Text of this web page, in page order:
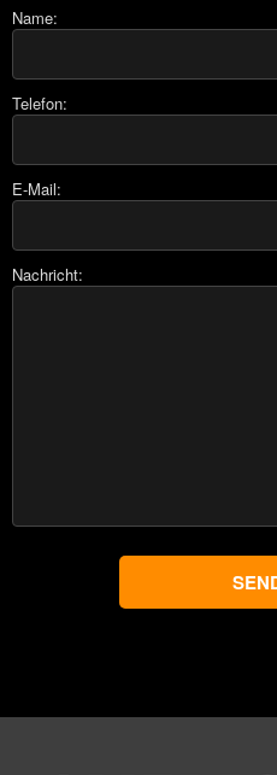
Name:
Telefon:
E-Mail:
Nachricht: